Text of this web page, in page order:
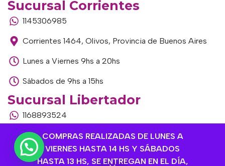
COMPRAS REALIZADAS DE LUNES A
VIERNES HASTA 14 HS Y SÁBADOS
HASTA 13 HS, SE ENTREGAN EN EL DÍA,
Sucursal Corrientes
1145306985
Corrientes 1464, Olivos, Provincia de Buenos Aires
Lunes a Viernes 9hs a 20hs
Sábados de 9hs a 15hs
Sucursal Libertador
1168893524
Av. del Libertador 1915, Vte. López, Provincia de
Buenos Aires